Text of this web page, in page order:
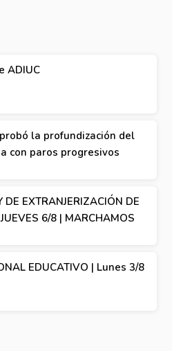
ADIUC
la profundización del
con paros progresivos
DE EXTRANJERIZACIÓN DE
6/8 | MARCHAMOS
EDUCATIVO | Lunes 3/8